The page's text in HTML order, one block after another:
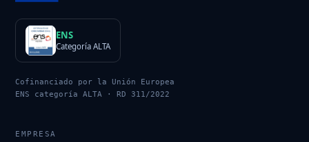
ENS
Categoría ALTA
Cofinanciado por la Unión Europea
ENS categoría ALTA · RD 311/2022
EMPRESA